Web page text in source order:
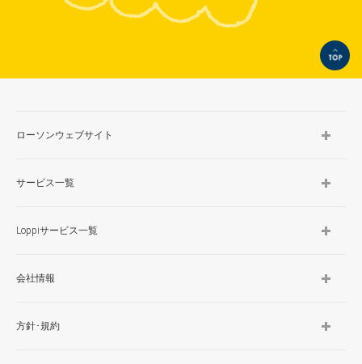
TOP
ローソンウェブサイト
サービス一覧
Loppiサービス一覧
会社情報
方針･規約